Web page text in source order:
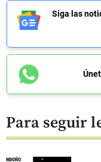
Siga las
Para seguir